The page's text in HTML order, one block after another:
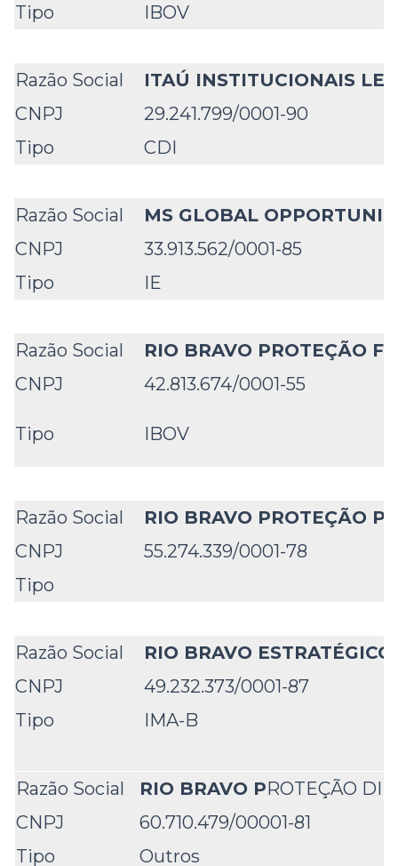
Tipo
IBOV
Razão Social
ITAÚ INSTITUCIONAIS
CNPJ
29.241.799/0001-90
Tipo
CDI
Razão Social
MS GLOBAL
CNPJ
33.913.562/0001-85
Tipo
IE
Razão Social
RIO BRAVO PROTEÇÃO
CNPJ
42.813.674/0001-55
Tipo IBOV
Razão Social
RIO BRAVO PROTEÇÃO
CNPJ
55.274.339/0001-78
Tipo
Razão Social
RIO BRAVO
CNPJ
49.232.373/0001-87
Tipo
IMA-B
Razão Social RIO BRAVO PROTEÇÃO
CNPJ
60.710.479/00001-81
Tipo
Outros